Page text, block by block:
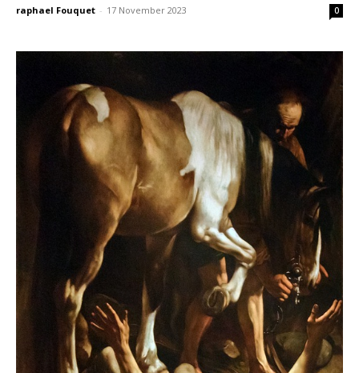
raphael Fouquet - 17 November 2023 0